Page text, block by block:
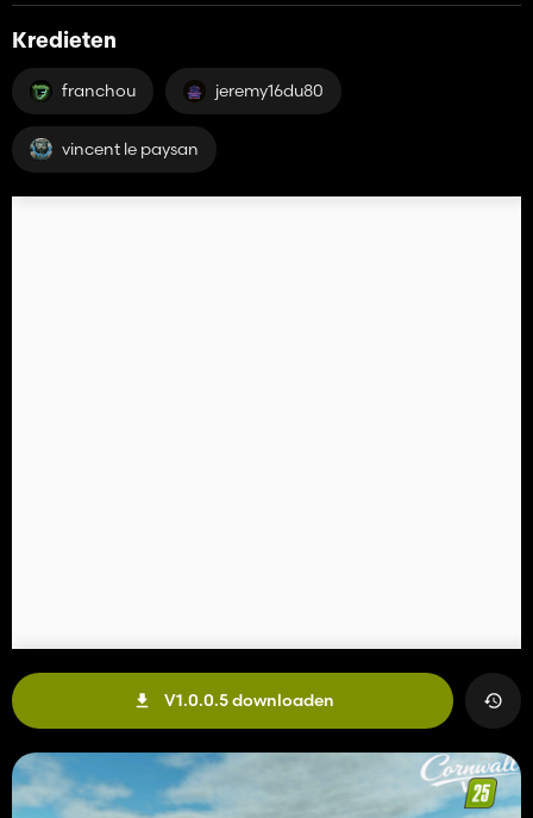
Kredieten
franchou jeremy16du80
vincent le paysan
V1.0.0.5 downloaden